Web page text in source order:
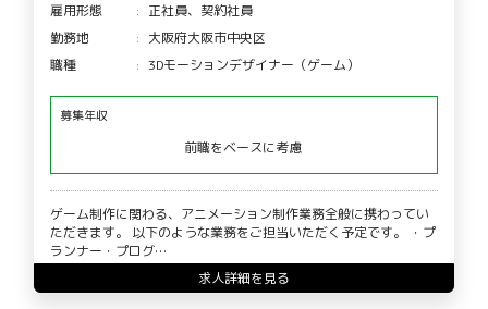
雇用形態
正社員、契約社員
勤務地
大阪府大阪市中央区
職種
3Dモーションデザイナー（ゲーム）
募集年収
前職をベースに考慮
ゲーム制作に関わる、アニメーション制作業務全般に携わってい
ただきます。 以下のような業務をご担当いただく予定です。 ・プ
ランナー・プログ…
求人詳細を見る